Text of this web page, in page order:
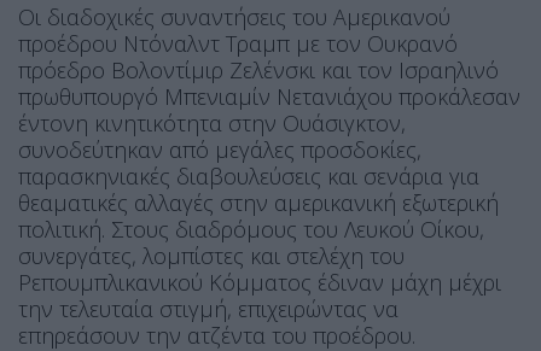
Οι διαδοχικές συναντήσεις του Αμερικανού
προέδρου Ντόναλντ Τραμπ με τον Ουκρανό
πρόεδρο Βολοντίμιρ Ζελένσκι και τον Ισραηλινό
πρωθυπουργό Μπενιαμίν Νετανιάχου προκάλεσαν
έντονη κινητικότητα στην Ουάσιγκτον,
συνοδεύτηκαν από μεγάλες προσδοκίες,
παρασκηνιακές διαβουλεύσεις και σενάρια για
θεαματικές αλλαγές στην αμερικανική εξωτερική
πολιτική. Στους διαδρόμους του Λευκού Οίκου,
συνεργάτες, λομπίστες και στελέχη του
Ρεπουμπλικανικού Κόμματος έδιναν μάχη μέχρι
την τελευταία στιγμή, επιχειρώντας να
επηρεάσουν την ατζέντα του προέδρου.